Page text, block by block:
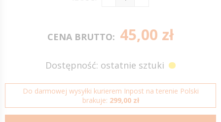
CENA BRUTTO: 45,00 zł
Dostępność: ostatnie sztuki
Do darmowej wysyłki kurierem Inpost na terenie Polski
brakuje: 299,00 zł